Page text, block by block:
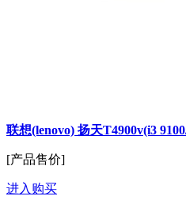
联想(lenovo) 扬天T4900v(i3
[产品售价]
进入购买